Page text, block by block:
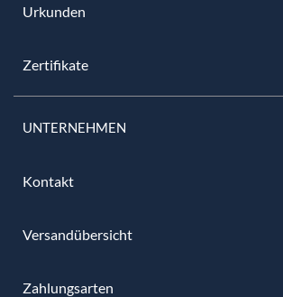
Urkunden
Zertifikate
UNTERNEHMEN
Kontakt
Versandübersicht
Zahlungsarten